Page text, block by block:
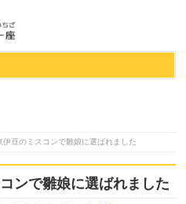
豆のミスコンで雛娘に選ばれました
ンで雛娘に選ばれました